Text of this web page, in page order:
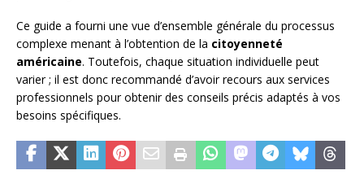
Ce guide a fourni une vue d’ensemble générale du processus
complexe menant à l’obtention de la citoyenneté
américaine. Toutefois, chaque situation individuelle peut
varier ; il est donc recommandé d’avoir recours aux services
professionnels pour obtenir des conseils précis adaptés à vos
besoins spécifiques.